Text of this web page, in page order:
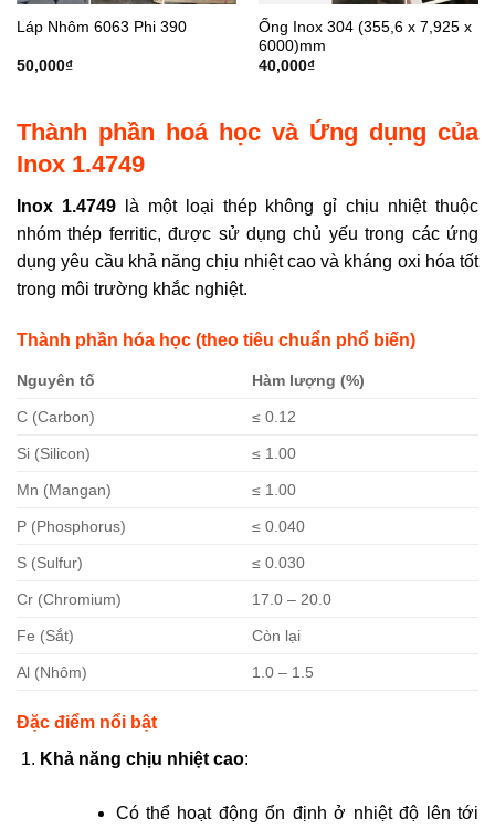
Láp Nhôm 6063 Phi 390
50,000₫
Ống Inox 304 (355,6 x 7,925 x
6000)mm
40,000₫
Thành phần hoá học và Ứng dụng của
Inox 1.4749
Inox 1.4749là một loại thép không gỉ chịu nhiệt thuộc
nhóm thép ferritic, được sử dụng chủ yếu trong các ứng
dụng yêu cầu khả năng chịu nhiệt cao và kháng oxi hóa tốt
trong môi trường khắc nghiệt.
Thành phần hóa học (theo tiêu chuẩn phổ biến)
Nguyên tố Hàm lượng (%)
C (Carbon) ≤ 0.12
Si (Silicon) ≤ 1.00
Mn (Mangan) ≤ 1.00
P (Phosphorus) ≤ 0.040
S (Sulfur) ≤ 0.030
Cr (Chromium) 17.0 – 20.0
Fe (Sắt) Còn lại
Al (Nhôm) 1.0 – 1.5
Đặc điểm nổi bật
Khả năng chịu nhiệt cao:
Có thể hoạt động ổn định ở nhiệt độ lên tới